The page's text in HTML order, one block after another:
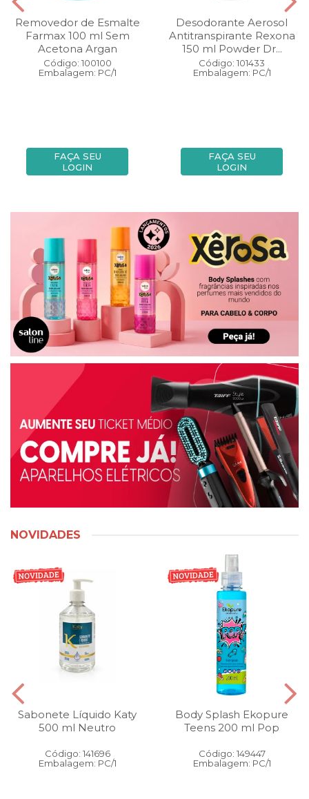
Removedor de Esmalte
Farmax 100 ml Sem
Acetona Argan
Código: 100100
Embalagem: PC/1
FAÇA SEU
LOGIN
Desodorante Aerosol
Antitranspirante Rexona
150 ml Powder Dr...
Código: 101433
Embalagem: PC/1
FAÇA SEU
LOGIN
NOVIDADES
Sabonete Líquido Katy
500 ml Neutro
Código: 141696
Embalagem: PC/1
Body Splash Ekopure
Teens 200 ml Pop
Código: 149447
Embalagem: PC/1